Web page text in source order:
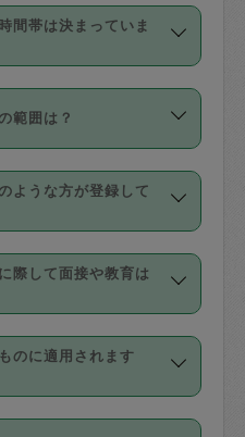
ペイドカード（Vプ
ど）は支払にはご利
対応していませ
交通費も、依頼料
お支払いとなりま
す。
設けていない代わ
たキャンセルは有償
合は３回以上のキャ
円、隔週定期の場合
ルが有償（1200
は別途発生し、依頼
てお支払いとなり
は「依頼の詳細」に
間帯は決まっていま
す。いずれも１回あ
時
時
時
変更することが可
、個別にタスカジさ
調整してくださ
越えての調整はで
範囲は？
濯、買い物、料理、
ジさんによってで
なりますので、依頼
んのプロフィールで
作業や危険作業、屋
です。
ような方が登録して
事経験をお持ちの
いった資格者で保
レストランで料理関
ていた方、日本で
や英語の先生とし
フィリピン出身の
際して面接や教育は
務局との面接と説明
後、身分証明書の
だいています。外国
のに適用されます
んとの間でタスカジ